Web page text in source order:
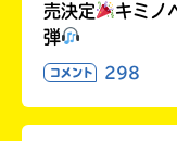
売決定
キミノ
弾
コメント 298